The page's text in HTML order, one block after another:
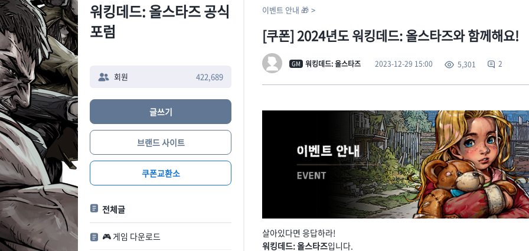
워킹데드: 올스타즈 공식
포럼
회원 422,689
글쓰기
브랜드 사이트
쿠폰교환소
전체글
🎮 게임 다운로드
이벤트 안내 🎁
[쿠폰] 2024년도 워킹데드: 올스타즈와 함께해요!
GM 워킹데드: 올스타즈 2023-12-29 15:00 5,301 2
살아있다면 응답하라!
워킹데드: 올스타즈입니다.